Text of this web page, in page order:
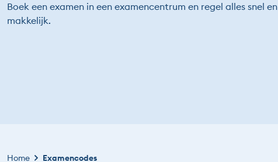
Boek een examen in een examencentrum en regel alles snel en
makkelijk.
Home Examencodes